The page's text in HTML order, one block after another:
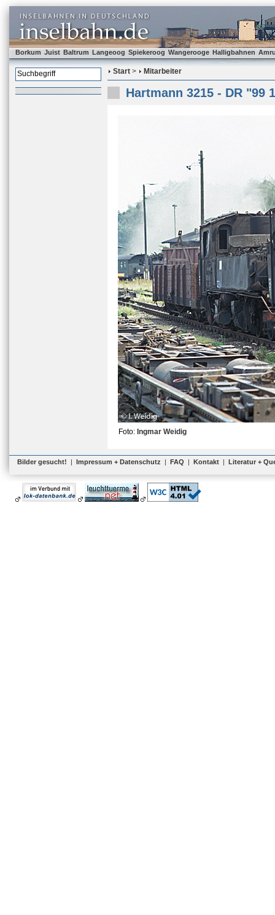
Borkum Juist Baltrum Langeoog Spiekeroog Wangerooge Halligbahnen
Start > Mitarbeiter
Hartmann 3215 - DR "99
Foto: Ingmar Weidig
Bilder gesucht! | Impressum + Datenschutz | FAQ | Kontakt | Literatur +